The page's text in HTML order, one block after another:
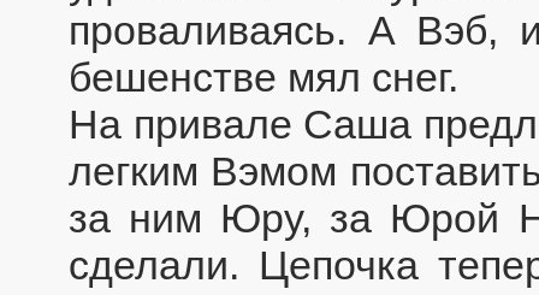
проваливаясь. А Вэб,
бешенстве мял снег.
На привале Саша
легким Вэмом
за ним Юру, за Юрой
сделали. Цепочка